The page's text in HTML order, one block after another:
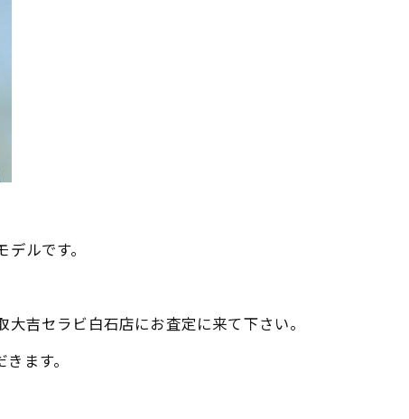
ルです。
吉セラビ白石店にお査定に来て下さい。
ます。